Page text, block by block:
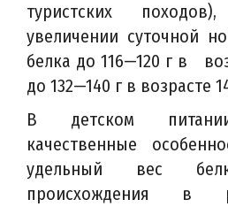
туристских
увеличении суточной
белка до 116—120 г в
до 132—140 г в возрасте
В детском
качественные
удельный вес
происхождения в